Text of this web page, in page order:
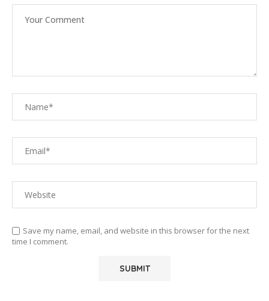
Save my name, email, and website in this browser for the next
time I comment.